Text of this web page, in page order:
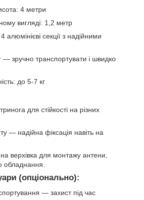
4 метри
вигляді: 1,2 метр
4 алюмінієві секції з надійними
— зручно транспортувати і швидко
до 5-7 кг
для стійкості на різних
— надійна фіксація навіть на
верхівка для монтажу антени,
обладнання.
(опціонально):
— захист під час